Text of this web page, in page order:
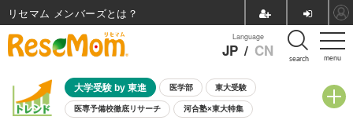
menu
Language
JP / CN search
大学受験 by 東進 医学部 東大受験
医専予備校徹底リサーチ 河合塾×東大特集
リセマム メンバーズ